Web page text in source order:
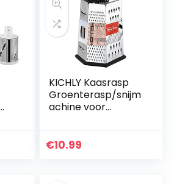
KICHLY Kaasrasp
Groenterasp/snijm
achine voor
shredder met
€10.99